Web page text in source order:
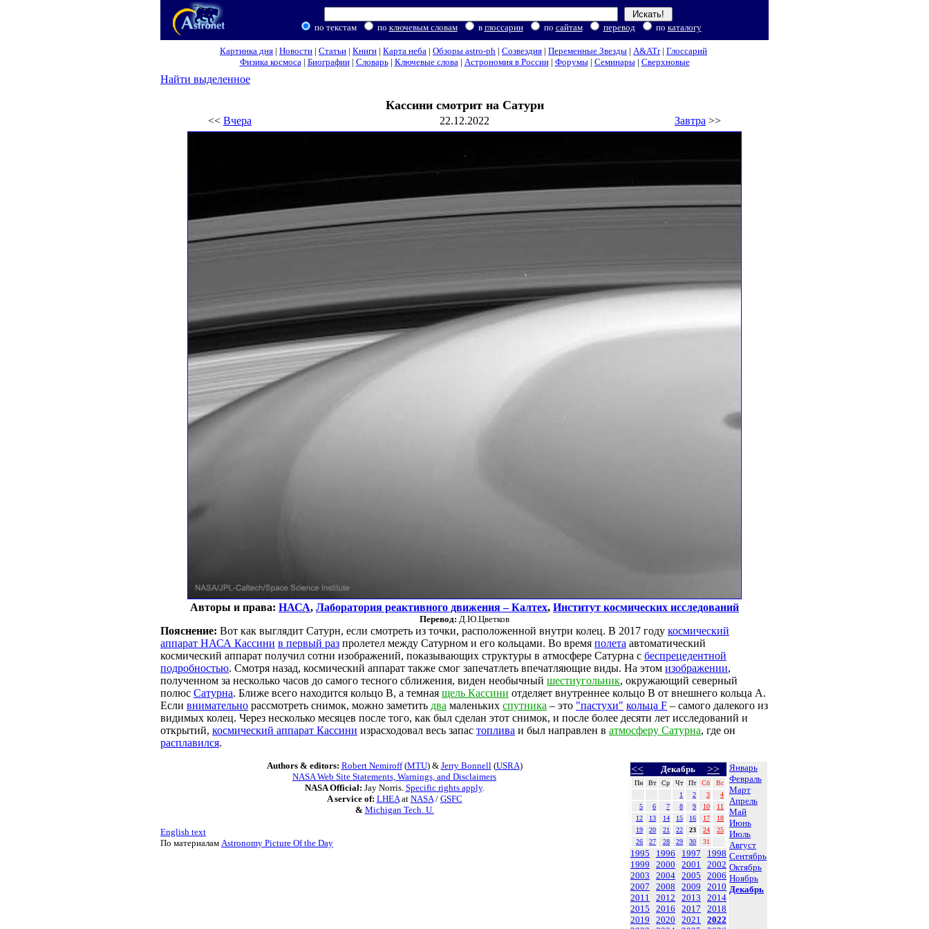
по текстам по ключевым словам в глоссарии по сайтам перевод по каталогу
Картинка дня | Новости | Статьи | Книги | Карта неба | Обзоры astro-ph | Созвездия | Переменные Звезды | A&ATr| Глоссарий
Физика космоса| Биографии| Словарь| Ключевые слова| Астрономия в России| Форумы| Семинары| Сверхновые
Найти выделенное
Кассини смотрит на Сатурн
<< Вчера 22.12.2022 Завтра >>
Авторы и права: НАСА, Лаборатория реактивного движения – Калтех, Институт космических исследований
Перевод: Д.Ю.Цветков
Пояснение: Вот как выглядит Сатурн, если смотреть из точки, расположенной внутри колец. В 2017 году космический
аппарат НАСА Кассини в первый раз пролетел между Сатурном и его кольцами. Во время полета автоматический
космический аппарат получил сотни изображений, показывающих структуры в атмосфере Сатурна с беспрецедентной
подробностью. Смотря назад, космический аппарат также смог запечатлеть впечатляющие виды. На этом изображении,
полученном за несколько часов до самого тесного сближения, виден необычный шестиугольник, окружающий северный
полюс Сатурна. Ближе всего находится кольцо B, а темная щель Кассини отделяет внутреннее кольцо В от внешнего кольца А.
Если внимательно рассмотреть снимок, можно заметить два маленьких спутника – это "пастухи" кольца F – самого далекого из
видимых колец. Через несколько месяцев после того, как был сделан этот снимок, и после более десяти лет исследований и
открытий, космический аппарат Кассини израсходовал весь запас топлива и был направлен в атмосферу Сатурна, где он
расплавился.
<< Декабрь >>
Пн Вт Ср Чт Пт Сб
Вс
1
2 3
4
5
6 7 8 9 10
11
12
13 14 15 16 17
18
19
20 21 22 23 24
25
26
27 28 29 30 31
1995 1996 1997
1998
1999
2000 2001
2002
2003
2004 2005
2006
2007
2008 2009
2010
2011
2012 2013
2014
2015
2016 2017
2018
2019
2020 2021
2022
Январь
Февраль
Март
Апрель
Май
Июнь
Июль
Август
Сентябрь
Октябрь
Ноябрь
Декабрь
Authors & editors: Robert Nemiroff(MTU) & Jerry Bonnell(USRA)
NASA Web Site Statements, Warnings, and Disclaimers
NASA Official: Jay Norris. Specific rights apply.
A service of: LHEAat NASA/ GSFC
& Michigan Tech. U.
English text
По материалам Astronomy Picture Of the Day